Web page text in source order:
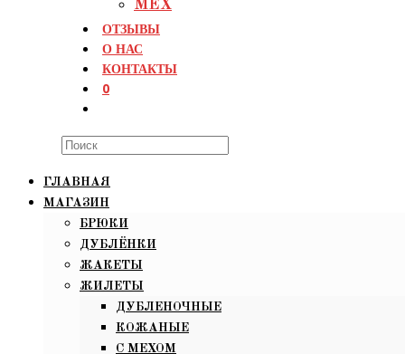
МЕХ
ОТЗЫВЫ
О НАС
КОНТАКТЫ
0
Search
website
ГЛАВНАЯ
МАГАЗИН
БРЮКИ
ДУБЛЁНКИ
ЖАКЕТЫ
ЖИЛЕТЫ
ДУБЛЕНОЧНЫЕ
КОЖАНЫЕ
С МЕХОМ